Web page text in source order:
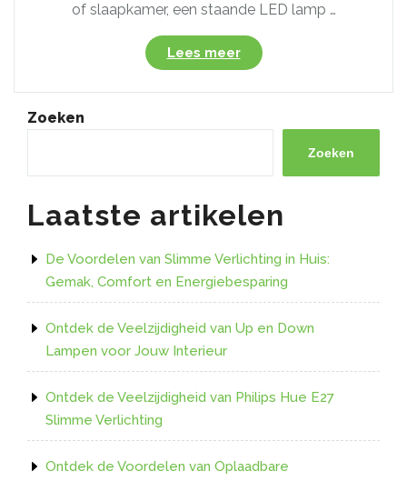
of slaapkamer, een staande LED lamp …
Lees meer“Staande
LEDlamp:
Moderne
voor
Interieur”
Zoeken
Zoeken
Laatste artikelen
De Voordelen van Slimme Verlichting in Huis:
Gemak, Comfort en Energiebesparing
Ontdek de Veelzijdigheid van Up en Down
Lampen voor Jouw Interieur
Ontdek de Veelzijdigheid van Philips Hue E27
Slimme Verlichting
Ontdek de Voordelen van Oplaadbare